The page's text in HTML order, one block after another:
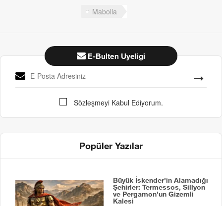
Mabolla
E-Bulten Uyeligi
Sözleşmeyi Kabul Ediyorum.
Popüler Yazılar
Büyük İskender’in Alamadığı
Şehirler: Termessos, Sillyon
ve Pergamon’un Gizemli
Kalesi